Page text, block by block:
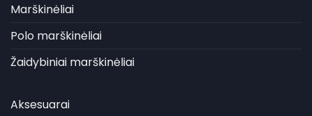
Marškinėliai
Polo marškinėliai
Žaidybiniai marškinėliai
Aksesuarai